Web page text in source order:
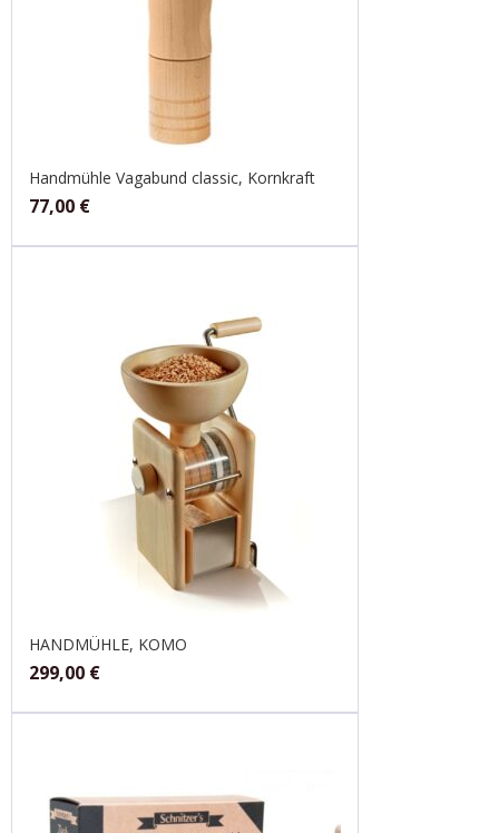
Handmühle Vagabund classic, Kornkraft
77,00 €
HANDMÜHLE, KOMO
299,00 €